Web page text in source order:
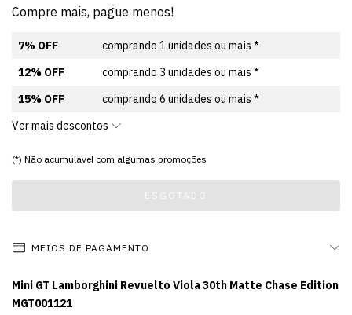
Compre mais, pague menos!
7% OFF
comprando 1 unidades ou mais *
12% OFF
comprando 3 unidades ou mais *
15% OFF
comprando 6 unidades ou mais *
Ver mais descontos
(*) Não acumulável com algumas promoções
MEIOS DE PAGAMENTO
Mini GT Lamborghini Revuelto Viola 30th Matte Chase Edition
MGT001121